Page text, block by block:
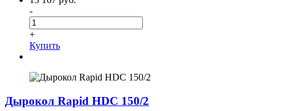
-
+
Купить
Дырокол Rapid HDC 150/2